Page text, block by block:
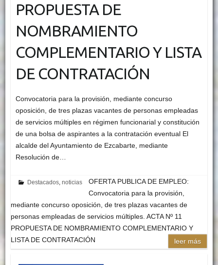
PROPUESTA DE
NOMBRAMIENTO
COMPLEMENTARIO Y LISTA
DE CONTRATACIÓN
Convocatoria para la provisión, mediante concurso
oposición, de tres plazas vacantes de personas empleadas
de servicios múltiples en régimen funcionarial y constitución
de una bolsa de aspirantes a la contratación eventual El
alcalde del Ayuntamiento de Ezcabarte, mediante
Resolución de…
Destacados,noticias
OFERTA PUBLICA DE EMPLEO:
Convocatoria para la provisión,
mediante concurso oposición, de tres plazas vacantes de
personas empleadas de servicios múltiples. ACTA Nº 11
PROPUESTA DE NOMBRAMIENTO COMPLEMENTARIO Y
LISTA DE CONTRATACIÓN
leer más